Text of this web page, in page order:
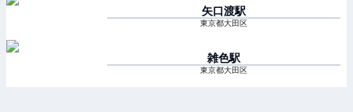
矢口渡駅
東京都大田区
雑色駅
東京都大田区